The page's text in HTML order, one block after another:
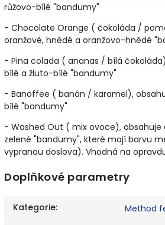
růžovo-bílé "bandumy"
- Chocolate Orange ( čokoláda /
oranžové, hnědé a oranžovo-hnědé
- Pina colada ( ananas / bílá
bílé a žluto-bílé "bandumy"
- Banoffee ( banán / karamel),
bílé "bandumy"
- Washed Out ( mix ovoce), obsahuje
zelené "bandumy", které mají barvu
vypranou doslova). Vhodná na
Doplňkové parametry
Kategorie:
Method